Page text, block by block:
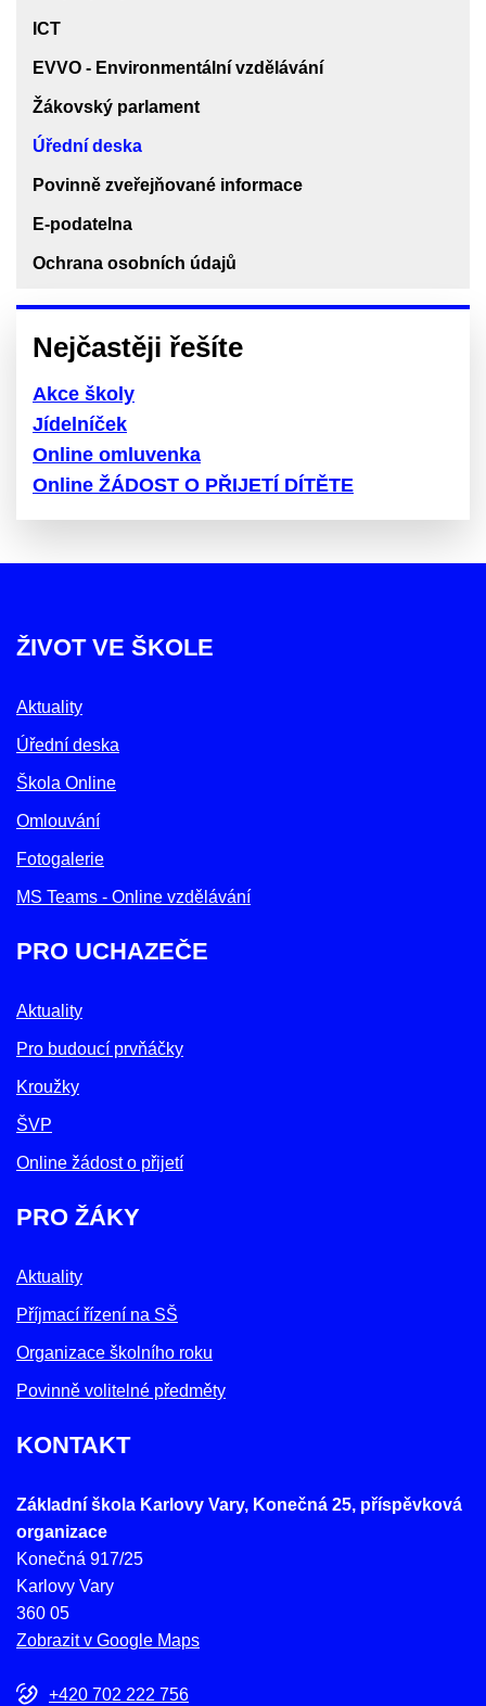
ICT
EVVO - Environmentální vzdělávání
Žákovský parlament
Úřední deska
Povinně zveřejňované informace
E-podatelna
Ochrana osobních údajů
Nejčastěji řešíte
Akce školy
Jídelníček
Online omluvenka
Online ŽÁDOST O PŘIJETÍ DÍTĚTE
ŽIVOT VE ŠKOLE
Aktuality
Úřední deska
Škola Online
Omlouvání
Fotogalerie
MS Teams - Online vzdělávání
PRO UCHAZEČE
Aktuality
Pro budoucí prvňáčky
Kroužky
ŠVP
Online žádost o přijetí
PRO ŽÁKY
Aktuality
Příjmací řízení na SŠ
Organizace školního roku
Povinně volitelné předměty
KONTAKT
Základní škola Karlovy Vary, Konečná 25, příspěvková
organizace
Konečná 917/25
Karlovy Vary
360 05
Zobrazit v Google Maps
+420 702 222 756